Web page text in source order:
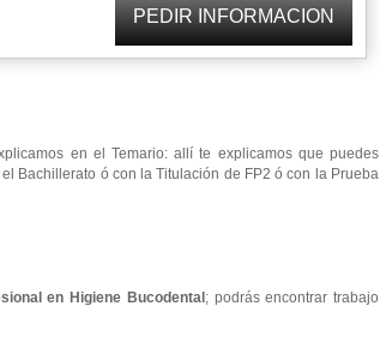
en el Temario: allí te explicamos que puedes
Bachillerato ó con la Titulación de FP2 ó con la Prueba
en Higiene Bucodental ; podrás encontrar trabajo